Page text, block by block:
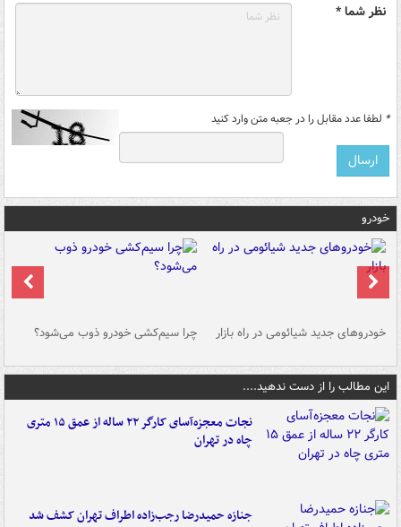
نظر شما *
* لطفا عدد مقابل را در جعبه متن وارد کنید
خودرو
خودروهای جدید شیائومی در راه بازار چرا سیم‌کشی خودرو ذوب می‌شود؟
این مطالب را از دست ندهید....
نجات معجزه‌آسای کارگر ۲۲ ساله از عمق ۱۵ متری
چاه در تهران
جنازه حمیدرضا رجب‌زاده اطراف تهران کشف شد